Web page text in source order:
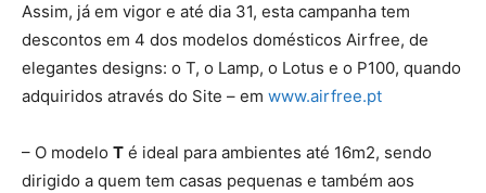
Assim, já em vigor e até dia 31, esta campanha tem
descontos em 4 dos modelos domésticos Airfree, de
elegantes designs: o T, o Lamp, o Lotus e o P100, quando
adquiridos através do Site – em www.airfree.pt
– O modelo T é ideal para ambientes até 16m2, sendo
dirigido a quem tem casas pequenas e também aos